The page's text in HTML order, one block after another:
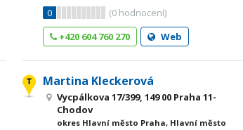
0
(0 hodnocení)
+420 604 760 270
Web
Martina Kleckerová
Vycpálkova 17/399, 149 00 Praha 11-
Chodov
okres Hlavní město Praha, Hlavní město